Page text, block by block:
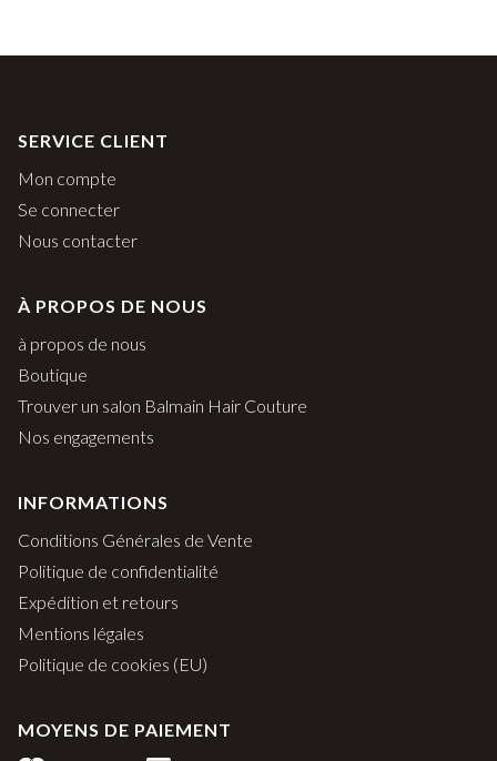
SERVICE CLIENT
Mon compte
Se connecter
Nous contacter
À PROPOS DE NOUS
à propos de nous
Boutique
Trouver un salon Balmain Hair Couture
Nos engagements
INFORMATIONS
Conditions Générales de Vente
Politique de confidentialité
Expédition et retours
Mentions légales
Politique de cookies (EU)
MOYENS DE PAIEMENT